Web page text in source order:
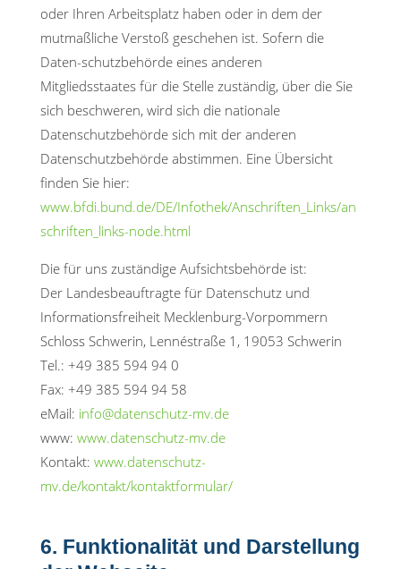
oder Ihren Arbeitsplatz haben oder in dem der
mutmaßliche Verstoß geschehen ist. Sofern die
Daten-schutzbehörde eines anderen
Mitgliedsstaates für die Stelle zuständig, über die Sie
sich beschweren, wird sich die nationale
Datenschutzbehörde sich mit der anderen
Datenschutzbehörde abstimmen. Eine Übersicht
finden Sie hier:
www.bfdi.bund.de/DE/Infothek/Anschriften_Links/an
schriften_links-node.html
Die für uns zuständige Aufsichtsbehörde ist:
Der Landesbeauftragte für Datenschutz und
Informationsfreiheit Mecklenburg-Vorpommern
Schloss Schwerin, Lennéstraße 1, 19053 Schwerin
Tel.: +49 385 594 94 0
Fax: +49 385 594 94 58
eMail: info@datenschutz-mv.de
www: www.datenschutz-mv.de
Kontakt: www.datenschutz-
mv.de/kontakt/kontaktformular/
6. Funktionalität und Darstellung